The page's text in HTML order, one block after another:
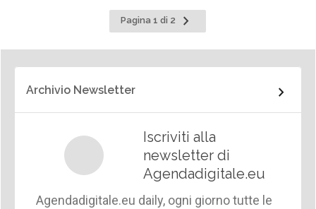
Pagina 1 di 2
Pagina
successiva
Archivio Newsletter
Iscriviti alla
newsletter di
Agendadigitale.eu
Agendadigitale.eu daily, ogni giorno tutte le